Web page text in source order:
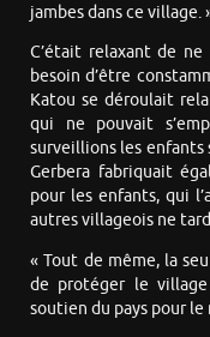
jambes dans ce village.
C’était relaxant de ne
besoin d’être
Katou se déroulait
qui ne pouvait
surveillions les enfants
Gerbera fabriquait
pour les enfants, qui
autres villageois ne
« Tout de même, la
de protéger le
soutien du pays pour le